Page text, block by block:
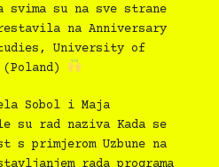
su na sve strane
na Anniversary
University of
Sobol i Maja
su rad naziva Kada se
primjerom Uzbune na